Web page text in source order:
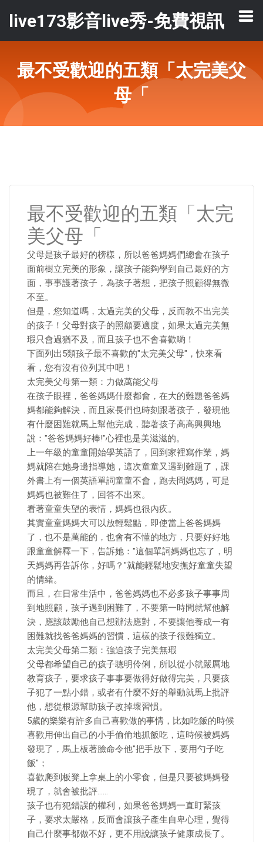
live173影音live秀-免費視訊
最不受歡迎的五類「太完美父
母「
最不受歡迎的五類「太完
美父母「
父母是孩子最好的榜樣，所以爸爸媽媽們總會在孩子
面前樹立完美的形象，讓孩子能夠學到自己最好的方
面，事事護著孩子，為孩子著想，把孩子照顧得無微
不至。
但是，您知道嗎，太過完美的父母，反而教不出完美
的孩子！父母對孩子的照顧要適度，如果太過完美無
瑕只會過猶不及，而且孩子也不會喜歡喲！
下面列出5類孩子最不喜歡的"太完美父母"，快來看
看，您有沒有位列其中吧！
太完美父母第一類：力做萬能父母
在孩子眼裡，爸爸媽媽什麼都會，在大的難題爸爸媽
媽都能夠解決，而且家長們也時刻跟著孩子，發現他
有什麼困難就馬上幫他完成，聽著孩子高高興興地
說："爸爸媽媽好棒!"心裡也是美滋滋的。
上一年級的童童開始學英語了，回到家裡寫作業，媽
媽就陪在她身邊指導她，這次童童又遇到難題了，課
外書上有一個英語單詞童童不會，跑去問媽媽，可是
媽媽也被難住了，回答不出來。
看著童童失望的表情，媽媽也很內疚。
其實童童媽媽大可以放輕鬆點，即使當上爸爸媽媽
了，也不是萬能的，也會有不懂的地方，只要好好地
跟童童解釋一下，告訴她："這個單詞媽媽也忘了，明
天媽媽再告訴你，好嗎？"就能輕鬆地安撫好童童失望
的情緒。
而且，在日常生活中，爸爸媽媽也不必多孩子事事周
到地照顧，孩子遇到困難了，不要第一時間就幫他解
決，應該鼓勵他自己想辦法應對，不要讓他養成一有
困難就找爸爸媽媽的習慣，這樣的孩子很難獨立。
太完美父母第二類：強迫孩子完美無瑕
父母都希望自己的孩子聰明伶俐，所以從小就嚴厲地
教育孩子，要求孩子事事要做得好做得完美，只要孩
子犯了一點小錯，或者有什麼不好的舉動就馬上批評
他，想從根源幫助孩子改掉壞習慣。
5歲的樂樂有許多自己喜歡做的事情，比如吃飯的時候
喜歡用伸出自己的小手偷偷地抓飯吃，這時候被媽媽
發現了，馬上板著臉命令他"把手放下，要用勺子吃
飯"；
喜歡爬到板凳上拿桌上的小零食，但是只要被媽媽發
現了，就會被批評……
孩子也有犯錯誤的權利，如果爸爸媽媽一直盯緊孩
子，要求太嚴格，反而會讓孩子產生自卑心理，覺得
自己什麼事都做不好，更不用說讓孩子健康成長了。